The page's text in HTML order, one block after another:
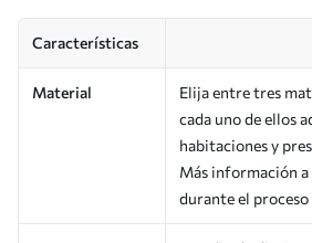
Características
Material
Elija entre tres
cada uno de ellos
habitaciones y
Más información
durante el